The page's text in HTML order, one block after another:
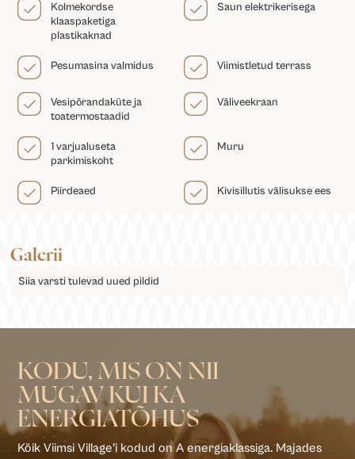
Kolmekordse
klaaspaketiga
plastikaknad
Saun elektrikerisega
Pesumasina valmidus Viimistletud terrass
Vesipõrandaküte ja
toatermostaadid
Väliveekraan
1 varjualuseta
parkimiskoht
Muru
Piirdeaed Kivisillutis välisukse ees
Galerii
Siia varsti tulevad uued pildid
KODU, MIS ON NII
MUGAV KUI KA
ENERGIATÕHUS
Kõik Viimsi Village’i kodud on A energiaklassiga. Majades